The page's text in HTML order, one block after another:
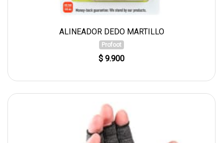
ALINEADOR DEDO MARTILLO
Profoot
$ 9.900